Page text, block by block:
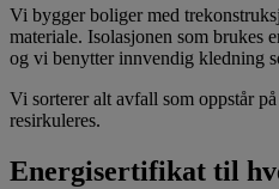
Vi bygger boliger med
materiale. Isolasjonen som brukes
og vi benytter innvendig kledning
Vi sorterer alt avfall som oppstår
resirkuleres.
Energisertifikat til